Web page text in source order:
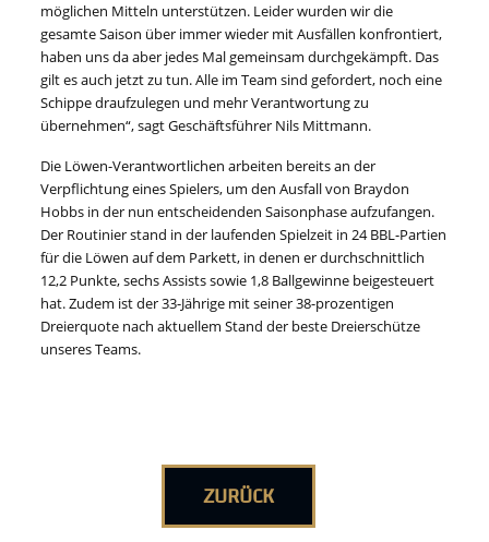
möglichen Mitteln unterstützen. Leider wurden wir die
gesamte Saison über immer wieder mit Ausfällen konfrontiert,
haben uns da aber jedes Mal gemeinsam durchgekämpft. Das
gilt es auch jetzt zu tun. Alle im Team sind gefordert, noch eine
Schippe draufzulegen und mehr Verantwortung zu
übernehmen“, sagt Geschäftsführer Nils Mittmann.
Die Löwen-Verantwortlichen arbeiten bereits an der
Verpflichtung eines Spielers, um den Ausfall von Braydon
Hobbs in der nun entscheidenden Saisonphase aufzufangen.
Der Routinier stand in der laufenden Spielzeit in 24 BBL-Partien
für die Löwen auf dem Parkett, in denen er durchschnittlich
12,2 Punkte, sechs Assists sowie 1,8 Ballgewinne beigesteuert
hat. Zudem ist der 33-Jährige mit seiner 38-prozentigen
Dreierquote nach aktuellem Stand der beste Dreierschütze
unseres Teams.
ZURÜCK